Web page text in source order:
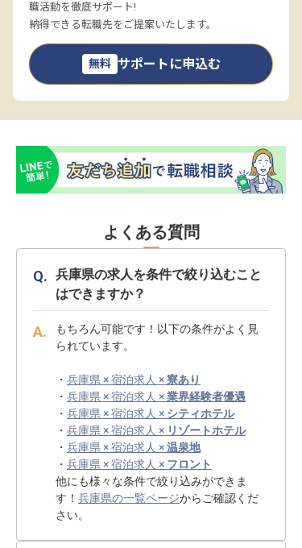
職活動を徹底サポート!
納得できる転職先をご提案いたします。
無料 サポートに申込む
よくある質問
兵庫県の求人を条件で絞り込むこと
はできますか？
もちろん可能です！以下の条件がよく見
られています。
・ 兵庫県 × 宿泊求人 ×寮あり
・ 兵庫県 × 宿泊求人 ×業界経験者優遇
・ 兵庫県 × 宿泊求人 × シティホテル
・ 兵庫県 × 宿泊求人 × リゾートホテル
・ 兵庫県 × 宿泊求人 ×温泉地
・ 兵庫県 × 宿泊求人 × フロント
他にも様々な条件で絞り込みができま
す！ 兵庫県の一覧ページからご確認くだ
さい。